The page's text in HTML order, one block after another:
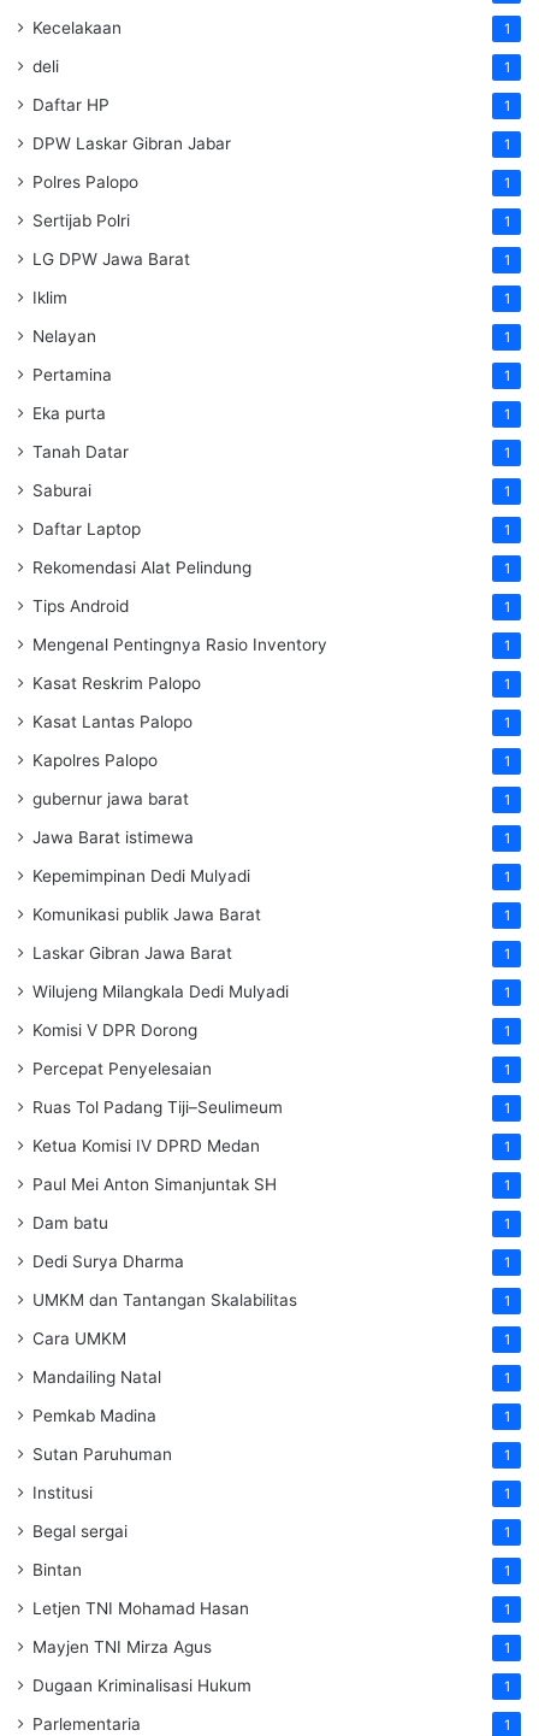
Kecelakaan 1
deli 1
Daftar HP 1
DPW Laskar Gibran Jabar 1
Polres Palopo 1
Sertijab Polri 1
LG DPW Jawa Barat 1
Iklim 1
Nelayan 1
Pertamina 1
Eka purta 1
Tanah Datar 1
Saburai 1
Daftar Laptop 1
Rekomendasi Alat Pelindung 1
Tips Android 1
Mengenal Pentingnya Rasio Inventory 1
Kasat Reskrim Palopo 1
Kasat Lantas Palopo 1
Kapolres Palopo 1
gubernur jawa barat 1
Jawa Barat istimewa 1
Kepemimpinan Dedi Mulyadi 1
Komunikasi publik Jawa Barat 1
Laskar Gibran Jawa Barat 1
Wilujeng Milangkala Dedi Mulyadi 1
Komisi V DPR Dorong 1
Percepat Penyelesaian 1
Ruas Tol Padang Tiji–Seulimeum 1
Ketua Komisi IV DPRD Medan 1
Paul Mei Anton Simanjuntak SH 1
Dam batu 1
Dedi Surya Dharma 1
UMKM dan Tantangan Skalabilitas 1
Cara UMKM 1
Mandailing Natal 1
Pemkab Madina 1
Sutan Paruhuman 1
Institusi 1
Begal sergai 1
Bintan 1
Letjen TNI Mohamad Hasan 1
Mayjen TNI Mirza Agus 1
Dugaan Kriminalisasi Hukum 1
Parlementaria 1